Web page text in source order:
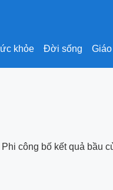
khỏe Đời sống
công bố kết quả bầu